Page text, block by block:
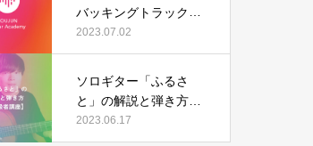
バッキングトラック（I
sn’t She Lovely）の結
果発表
2023.07.02
ソロギター「ふるさ
と」の解説と弾き方
【初級者講座】
2023.06.17